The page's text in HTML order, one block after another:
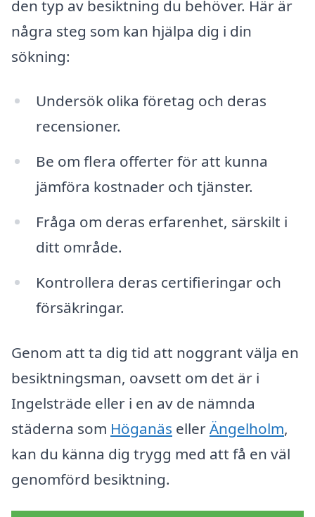
den typ av besiktning du behöver. Här är
några steg som kan hjälpa dig i din
sökning:
Undersök olika företag och deras
recensioner.
Be om flera offerter för att kunna
jämföra kostnader och tjänster.
Fråga om deras erfarenhet, särskilt i
ditt område.
Kontrollera deras certifieringar och
försäkringar.
Genom att ta dig tid att noggrant välja en
besiktningsman, oavsett om det är i
Ingelsträde eller i en av de nämnda
städerna som Höganäs ellerÄngelholm,
kan du känna dig trygg med att få en väl
genomförd besiktning.